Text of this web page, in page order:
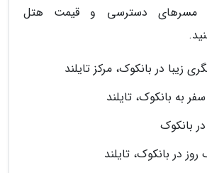
مسرهای دسترسی و قیمت هتل
به بانکوک، تایلند
بانکوک
در بانکوک، تایلند